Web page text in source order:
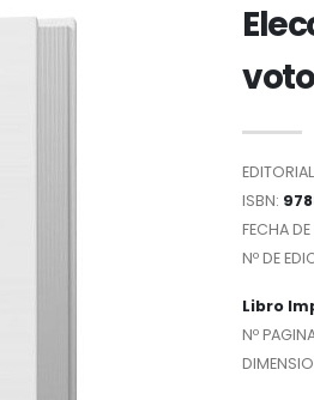
ISBN:
FECHA
Nº DE
Libro
Nº